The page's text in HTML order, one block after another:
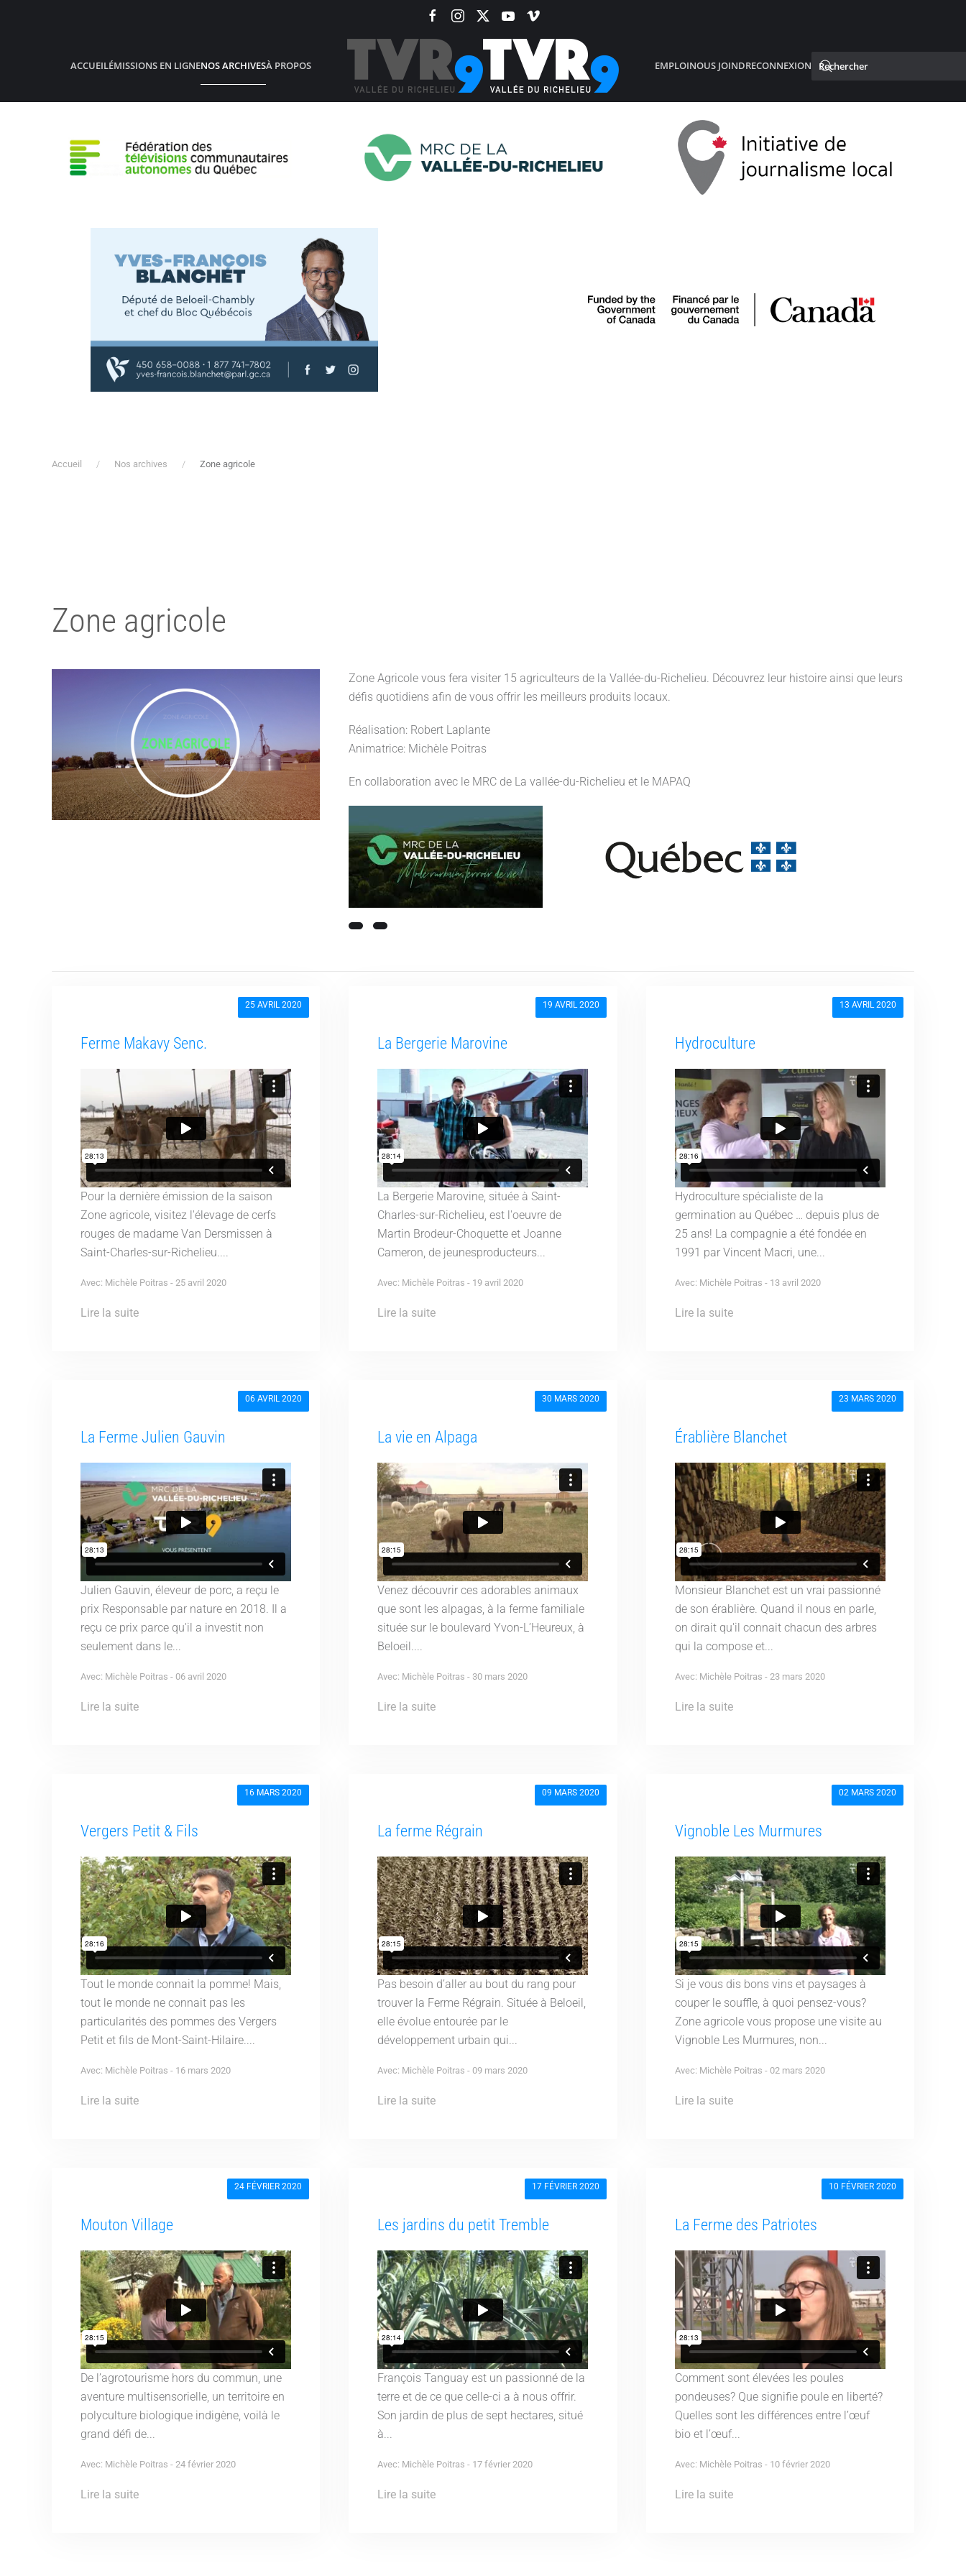
ACCUEILÉMISSIONS EN LIGNENOS ARCHIVESÀ PROPOS EMPLOINOUS JOINDRECONNEXION
Accueil Nos archives Zone agricole
Zone agricole
Zone Agricole vous fera visiter 15 agriculteurs de la Vallée-du-Richelieu. Découvrez leur histoire ainsi que leurs
défis quotidiens afin de vous offrir les meilleurs produits locaux.
Réalisation: Robert Laplante
Animatrice: Michèle Poitras
En collaboration avec le MRC de La vallée-du-Richelieu et le MAPAQ
25 AVRIL 2020
Ferme Makavy Senc.
Pour la dernière émission de la saison
Zone agricole, visitez l'élevage de cerfs
rouges de madame Van Dersmissen à
Saint-Charles-sur-Richelieu....
Avec: Michèle Poitras - 25 avril 2020
Lire la suite
06 AVRIL 2020
La Ferme Julien Gauvin
Julien Gauvin, éleveur de porc, a reçu le
prix Responsable par nature en 2018. Il a
reçu ce prix parce qu'il a investit non
seulement dans le...
Avec: Michèle Poitras - 06 avril 2020
Lire la suite
16 MARS 2020
Vergers Petit & Fils
Tout le monde connait la pomme! Mais,
tout le monde ne connait pas les
particularités des pommes des Vergers
Petit et fils de Mont-Saint-Hilaire....
Avec: Michèle Poitras - 16 mars 2020
Lire la suite
24 FÉVRIER 2020
Mouton Village
De l’agrotourisme hors du commun, une
aventure multisensorielle, un territoire en
polyculture biologique indigène, voilà le
grand défi de...
Avec: Michèle Poitras - 24 février 2020
Lire la suite
19 AVRIL 2020
La Bergerie Marovine
La Bergerie Marovine, située à Saint-
Charles-sur-Richelieu, est l'oeuvre de
Martin Brodeur-Choquette et Joanne
Cameron, de jeunesproducteurs...
Avec: Michèle Poitras - 19 avril 2020
Lire la suite
30 MARS 2020
La vie en Alpaga
Venez découvrir ces adorables animaux
que sont les alpagas, à la ferme familiale
située sur le boulevard Yvon-L’Heureux, à
Beloeil....
Avec: Michèle Poitras - 30 mars 2020
Lire la suite
09 MARS 2020
La ferme Régrain
Pas besoin d’aller au bout du rang pour
trouver la Ferme Régrain. Située à Beloeil,
elle évolue entourée par le
développement urbain qui...
Avec: Michèle Poitras - 09 mars 2020
Lire la suite
17 FÉVRIER 2020
Les jardins du petit Tremble
François Tanguay est un passionné de la
terre et de ce que celle-ci a à nous offrir.
Son jardin de plus de sept hectares, situé
à...
Avec: Michèle Poitras - 17 février 2020
Lire la suite
13 AVRIL 2020
Hydroculture
Hydroculture spécialiste de la
germination au Québec … depuis plus de
25 ans! La compagnie a été fondée en
1991 par Vincent Macri, une...
Avec: Michèle Poitras - 13 avril 2020
Lire la suite
23 MARS 2020
Érablière Blanchet
Monsieur Blanchet est un vrai passionné
de son érablière. Quand il nous en parle,
on dirait qu'il connait chacun des arbres
qui la compose et...
Avec: Michèle Poitras - 23 mars 2020
Lire la suite
02 MARS 2020
Vignoble Les Murmures
Si je vous dis bons vins et paysages à
couper le souffle, à quoi pensez-vous?
Zone agricole vous propose une visite au
Vignoble Les Murmures, non...
Avec: Michèle Poitras - 02 mars 2020
Lire la suite
10 FÉVRIER 2020
La Ferme des Patriotes
Comment sont élevées les poules
pondeuses? Que signifie poule en liberté?
Quelles sont les différences entre l’œuf
bio et l’œuf...
Avec: Michèle Poitras - 10 février 2020
Lire la suite